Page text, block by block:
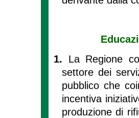
1. La Regione
settore dei
pubblico che
incentiva
produzione di